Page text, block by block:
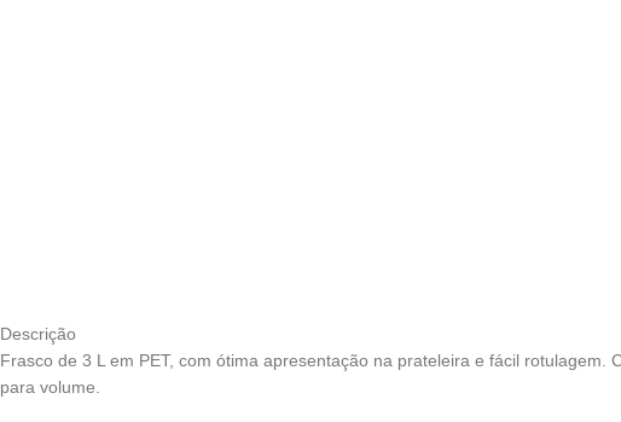
Descrição
Frasco de 3 L em PET, com ótima apresentação na prateleira e fácil
para volume.